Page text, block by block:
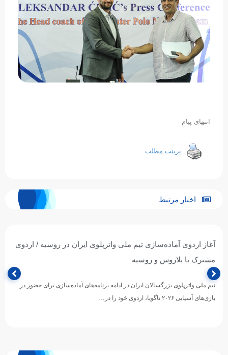
انتهای پیام
پرینت مطلب
اخبار مرتبط
آغاز اردوی آماده‌سازی تیم ملی واترپلوی ایران در روسیه / اردوی
مشترک با بلاروس و روسیه
تیم ملی واترپلوی بزرگسالان ایران در ادامه برنامه‌های آماده‌سازی برای حضور در
بازی‌های آسیایی ۲۰۲۶ ناگویا، اردوی خود را در…